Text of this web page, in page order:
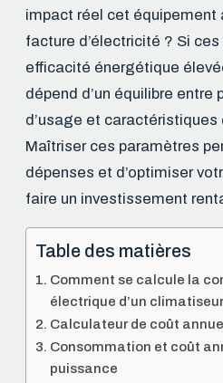
impact réel cet équipement
facture d’électricité ? Si
efficacité énergétique
dépend d’un équilibre entre
d’usage et
Maîtriser ces paramètres
dépenses et d’optimiser
faire un investissement
Table des matières
Comment se calcule la
électrique d’un
Calculateur de coût annuel
Consommation et coût
puissance